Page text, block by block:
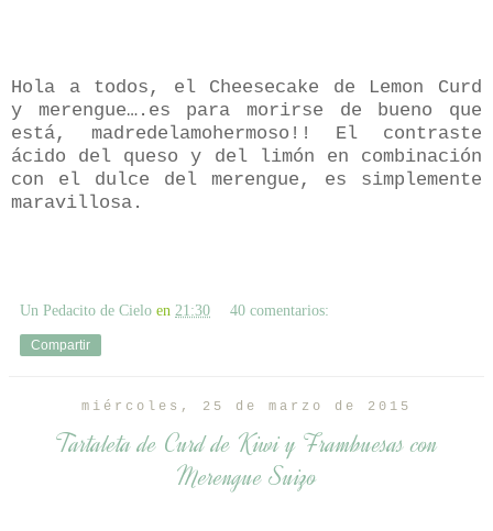
Hola a todos, el Cheesecake de Lemon Curd
y merengue….es para morirse de bueno que
está, madredelamohermoso!! El contraste
ácido del queso y del limón en combinación
con el dulce del merengue, es simplemente
maravillosa.
Un Pedacito de Cielo en 21:30 40 comentarios:
Compartir
miércoles, 25 de marzo de 2015
Tartaleta de Curd de Kiwi y Frambuesas con
Merengue Suizo